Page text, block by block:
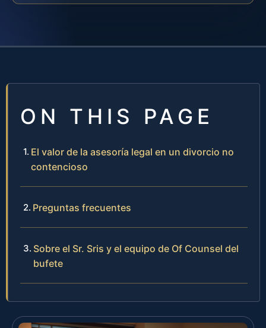
ON THIS PAGE
El valor de la asesoría legal en un divorcio no
contencioso
Preguntas frecuentes
Sobre el Sr. Sris y el equipo de Of Counsel del
bufete